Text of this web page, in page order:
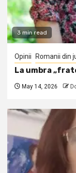
3 min read
Opinii Romanii din
La umbra
May 14, 2026